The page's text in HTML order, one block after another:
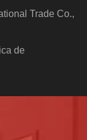
Trade Co.,
de